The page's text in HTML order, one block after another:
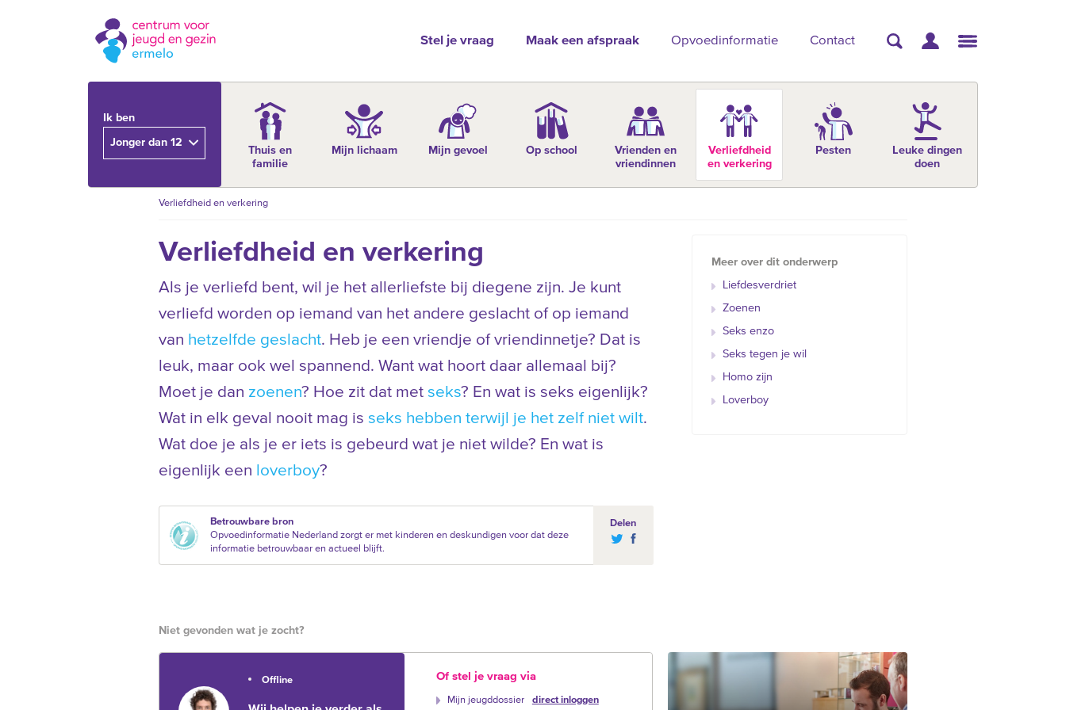
Stel je vraag Maak een afspraak Opvoedinformatie Contact
Ik ben
Jonger dan 12
Thuis en
familie
Mijn lichaam Mijn gevoel Op school
Vrienden en
vriendinnen
Verliefdheid
en verkering
Pesten
Leuke dingen
doen
Verliefdheid en verkering
Verliefdheid en verkering
Als je verliefd bent, wil je het allerliefste bij diegene zijn. Je kunt
verliefd worden op iemand van het andere geslacht of op iemand
van hetzelfde geslacht. Heb je een vriendje of vriendinnetje? Dat is
leuk, maar ook wel spannend. Want wat hoort daar allemaal bij?
Moet je dan zoenen? Hoe zit dat met seks? En wat is seks eigenlijk?
Wat in elk geval nooit mag is seks hebben terwijl je het zelf niet wilt.
Wat doe je als je er iets is gebeurd wat je niet wilde? En wat is
eigenlijk een loverboy?
Betrouwbare bron
Opvoedinformatie Nederland zorgt er met kinderen en deskundigen voor dat deze
informatie betrouwbaar en actueel blijft.
Delen
Meer over dit onderwerp
Liefdesverdriet
Zoenen
Seks enzo
Seks tegen je wil
Homo zijn
Loverboy
Niet gevonden wat je zocht?
Offline Of stel je vraag via
Mijn jeugddossier direct inloggen